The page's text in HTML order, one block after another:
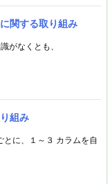
関する取り組み
がなくとも、
組み
に、１～３ カラムを自